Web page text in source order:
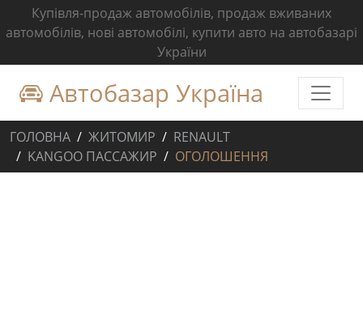
Купівля-продаж автомобілів, продаж вживаних
автомобілів, нові автомобілі, купити авто на автобазарі
України
Автобазар Україна
ГОЛОВНА ЖИТОМИР
RENAULT
KANGOO ПАССАЖИР
ОГОЛОШЕННЯ